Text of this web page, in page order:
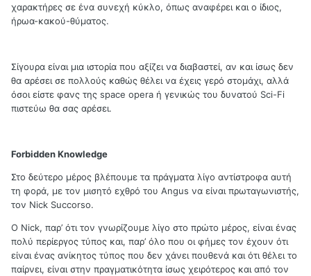
χαρακτήρες σε ένα συνεχή κύκλο, όπως αναφέρει και ο ίδιος,
ήρωα-κακού-θύματος.
Σίγουρα είναι μια ιστορία που αξίζει να διαβαστεί, αν και ίσως δεν
θα αρέσει σε πολλούς καθώς θέλει να έχεις γερό στομάχι, αλλά
όσοι είστε φανς της space opera ή γενικώς του δυνατού Sci-Fi
πιστεύω θα σας αρέσει.
ForbiddenKnowledge
Στο δεύτερο μέρος βλέπουμε τα πράγματα λίγο αντίστροφα αυτή
τη φορά, με τον μισητό εχθρό του Angus να είναι πρωταγωνιστής,
τον Nick Succorso.
Ο Nick, παρ’ ότι τον γνωρίζουμε λίγο στο πρώτο μέρος, είναι ένας
πολύ περίεργος τύπος και, παρ’ όλο που οι φήμες τον έχουν ότι
είναι ένας ανίκητος τύπος που δεν χάνει πουθενά και ότι θέλει το
παίρνει, είναι στην πραγματικότητα ίσως χειρότερος και από τον